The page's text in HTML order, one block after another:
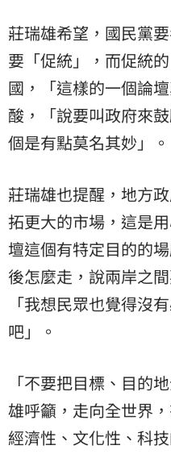
莊瑞雄希望，國民黨
要「促統」，而促統
國，「這樣的一個論
酸，「說要叫政府來
個是有點莫名其妙」。
莊瑞雄也提醒，地方
拓更大的市場，這是
壇這個有特定目的的
後怎麼走，說兩岸之
「我想民眾也覺得沒
吧」。
「不要把目標、目的
雄呼籲，走向全世界
經濟性、文化性、科